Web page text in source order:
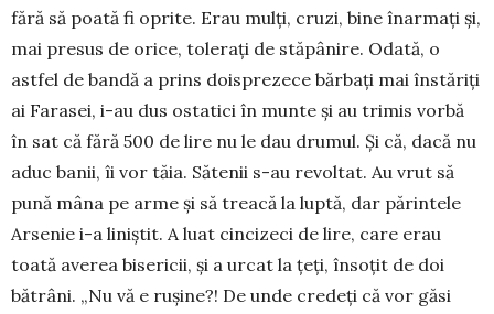
fără să poată fi oprite. Erau mulți, cruzi, bine înarmați și,
mai presus de orice, tolerați de stăpânire. Odată, o
astfel de bandă a prins doisprezece bărbați mai înstăriți
ai Farasei, i-au dus ostatici în munte și au trimis vorbă
în sat că fără 500 de lire nu le dau drumul. Și că, dacă nu
aduc banii, îi vor tăia. Sătenii s-au revoltat. Au vrut să
pună mâna pe arme și să treacă la luptă, dar părin­tele
Arsenie i-a liniștit. A luat cincizeci de lire, care erau
toată averea bisericii, și a urcat la țeți, însoțit de doi
bătrâni. „Nu vă e rușine?! De unde credeți că vor găsi